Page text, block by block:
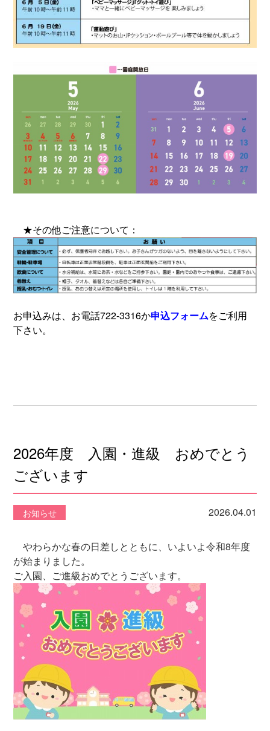
★その他ご注意について：
お申込みは、お電話722-3316か申込フォームをご利用
下さい。
2026年度 入園・進級 おめでとう
ございます
お知らせ 2026.04.01
やわらかな春の日差しとともに、いよいよ令和8年度
が始まりました。
ご入園、ご進級おめでとうございます。